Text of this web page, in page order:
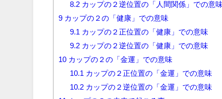
8.2 カップの２逆位置の「人間関係」での意
9 カップの２の「健康」での意味
9.1 カップの２正位置の「健康」での意味
9.2 カップの２逆位置の「健康」での意味
10 カップの２の「金運」での意味
10.1 カップの２正位置の「金運」での意味
10.2 カップの２逆位置の「金運」での意味